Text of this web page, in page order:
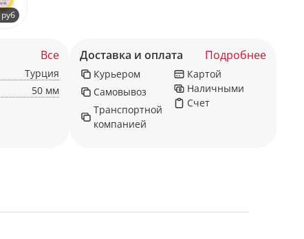
Все
Турция
50 мм
Доставка и оплата Подробнее
Курьером
Самовывоз
Транспортной
компанией
Картой
Наличными
Счет